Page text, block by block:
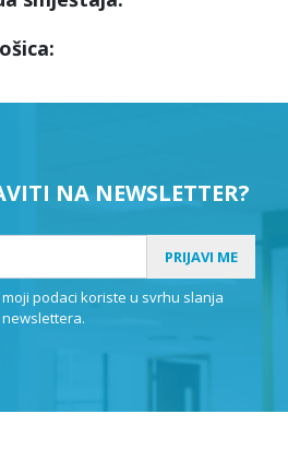
NA NEWSLETTER?
PRIJAVI ME
podaci koriste u svrhu slanja
newslettera.